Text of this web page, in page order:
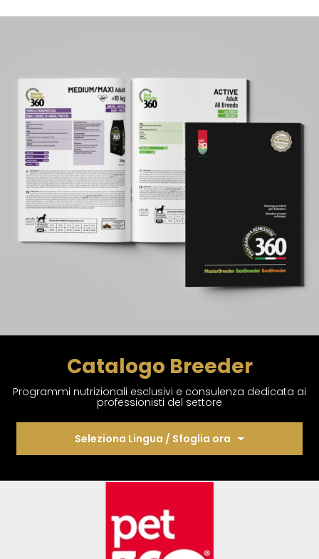
Catalogo Breeder
Programmi nutrizionali esclusivi e consulenza dedicata ai
professionisti del settore
Seleziona Lingua / Sfoglia ora